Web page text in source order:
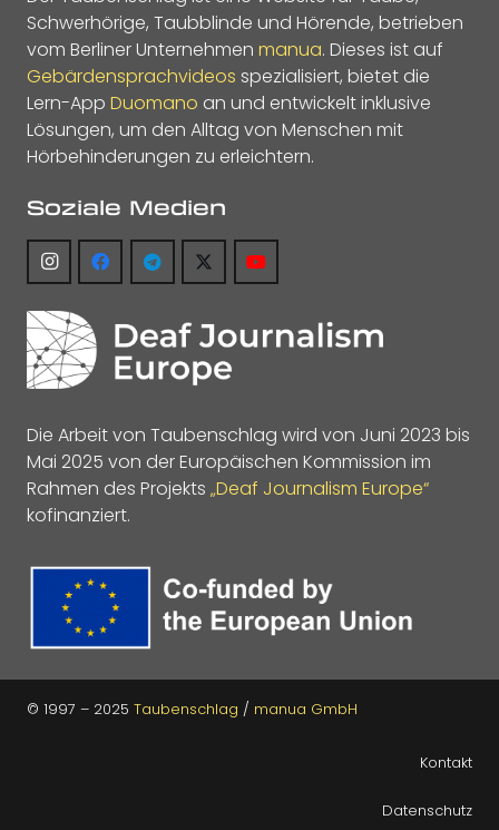
Schwerhörige, Taubblinde und Hörende, betrieben
vom Berliner Unternehmen manua. Dieses ist auf
Gebärdensprachvideos spezialisiert, bietet die
Lern-App Duomano an und entwickelt inklusive
Lösungen, um den Alltag von Menschen mit
Hörbehinderungen zu erleichtern.
Soziale Medien
Die Arbeit von Taubenschlag wird von Juni 2023 bis
Mai 2025 von der Europäischen Kommission im
Rahmen des Projekts „Deaf Journalism Europe“
kofinanziert.
© 1997 – 2025 Taubenschlag / manua GmbH
Kontakt
Datenschutz